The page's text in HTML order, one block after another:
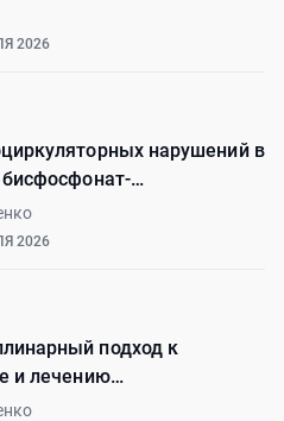
резца с дилацерацией
2026
нарушений в
бисфосфонат-
остеонекроза
2026
подход к
и лечению
синдрома. Первый